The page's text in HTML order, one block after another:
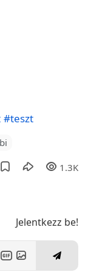
#teszt
1.3K
Jelentkezz be!